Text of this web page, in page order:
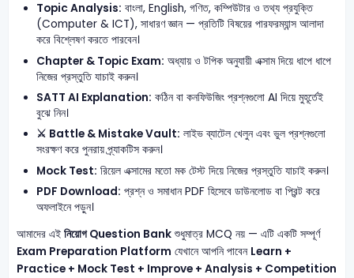
Topic Analysis: বাংলা, English, গণিত, কম্পিউটার ও তথ্য প্রযুক্তি
(Computer & ICT), সাধারণ জ্ঞান — প্রতিটি বিষয়ের পারফরম্যান্স আলাদা
করে বিশ্লেষণ করতে পারবেন।
Chapter & Topic Exam: অধ্যায় ও টপিক অনুযায়ী এক্সাম দিয়ে ধাপে ধাপে
নিজের প্রস্তুতি যাচাই করুন।
SATT AI Explanation: কঠিন বা কনফিউজিং প্রশ্নগুলো AI দিয়ে মুহূর্তেই
বুঝে নিন।
⚔️ Battle & Mistake Vault: লাইভ ব্যাটেল খেলুন এবং ভুল প্রশ্নগুলো
সংরক্ষণ করে পুনরায় প্র্যাকটিস করুন।
Mock Test: রিয়েল এক্সামের মতো মক টেস্ট দিয়ে নিজের প্রস্তুতি যাচাই করুন।
PDF Download: প্রশ্ন ও সমাধান PDF হিসেবে ডাউনলোড বা প্রিন্ট করে
অফলাইনে পড়ুন।
আমাদের এই নিয়োগ Question Bankশুধুমাত্র MCQ নয় — এটি একটি সম্পূর্ণ
Exam Preparation Platform যেখানে আপনি পাবেন Learn +
Practice + Mock Test + Improve + Analysis + Competition